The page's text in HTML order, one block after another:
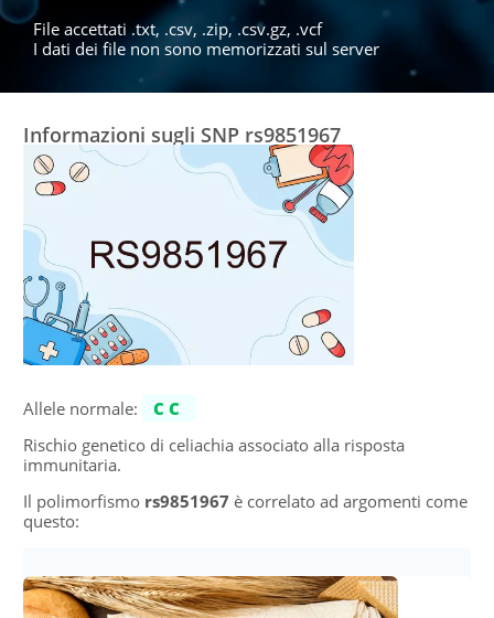
File accettati .txt, .csv, .zip, .csv.gz, .vcf
I dati dei file non sono memorizzati sul server
Informazioni sugli SNP rs9851967
Allele normale:
CC
Rischio genetico di celiachia associato alla risposta
immunitaria.
Il polimorfismo rs9851967 è correlato ad argomenti come
questo: